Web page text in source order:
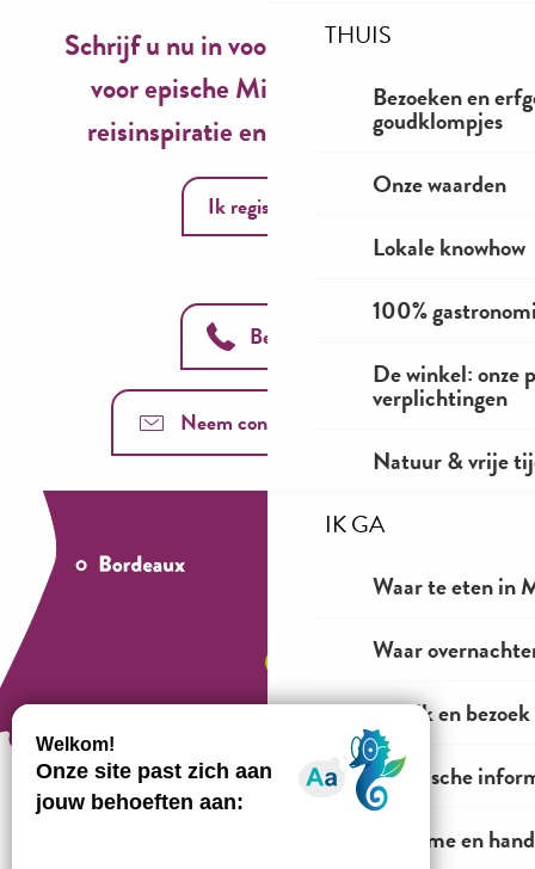
THUIS
Bezoeken en
goudklompjes
Onze waarden
Lokale knowhow
100%
De winkel: onze
verplichtingen
Natuur & vrije
IK GA
Waar te eten in
Waar
Bekijk en bezoek
Praktische
Toerisme en
Schrijf u nu in voor onze nieuwsbrief
voor epische Millau-ervaringen,
reisinspiratie en seizoensideeën!
Ik registreer
Bel ons
Neem contact met ons op